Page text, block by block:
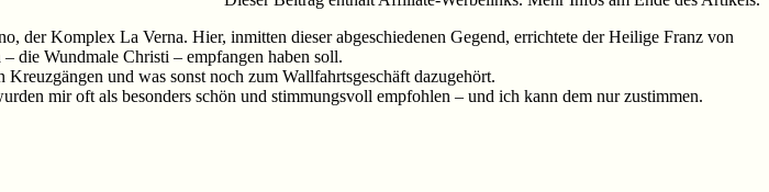
der Komplex La Verna. Hier, inmitten dieser abgeschiedenen Gegend, errichtete der Heilige Franz von
die Wundmale Christi – empfangen haben soll.
und was sonst noch zum Wallfahrtsgeschäft dazugehört.
mir oft als besonders schön und stimmungsvoll empfohlen – und ich kann dem nur zustimmen.